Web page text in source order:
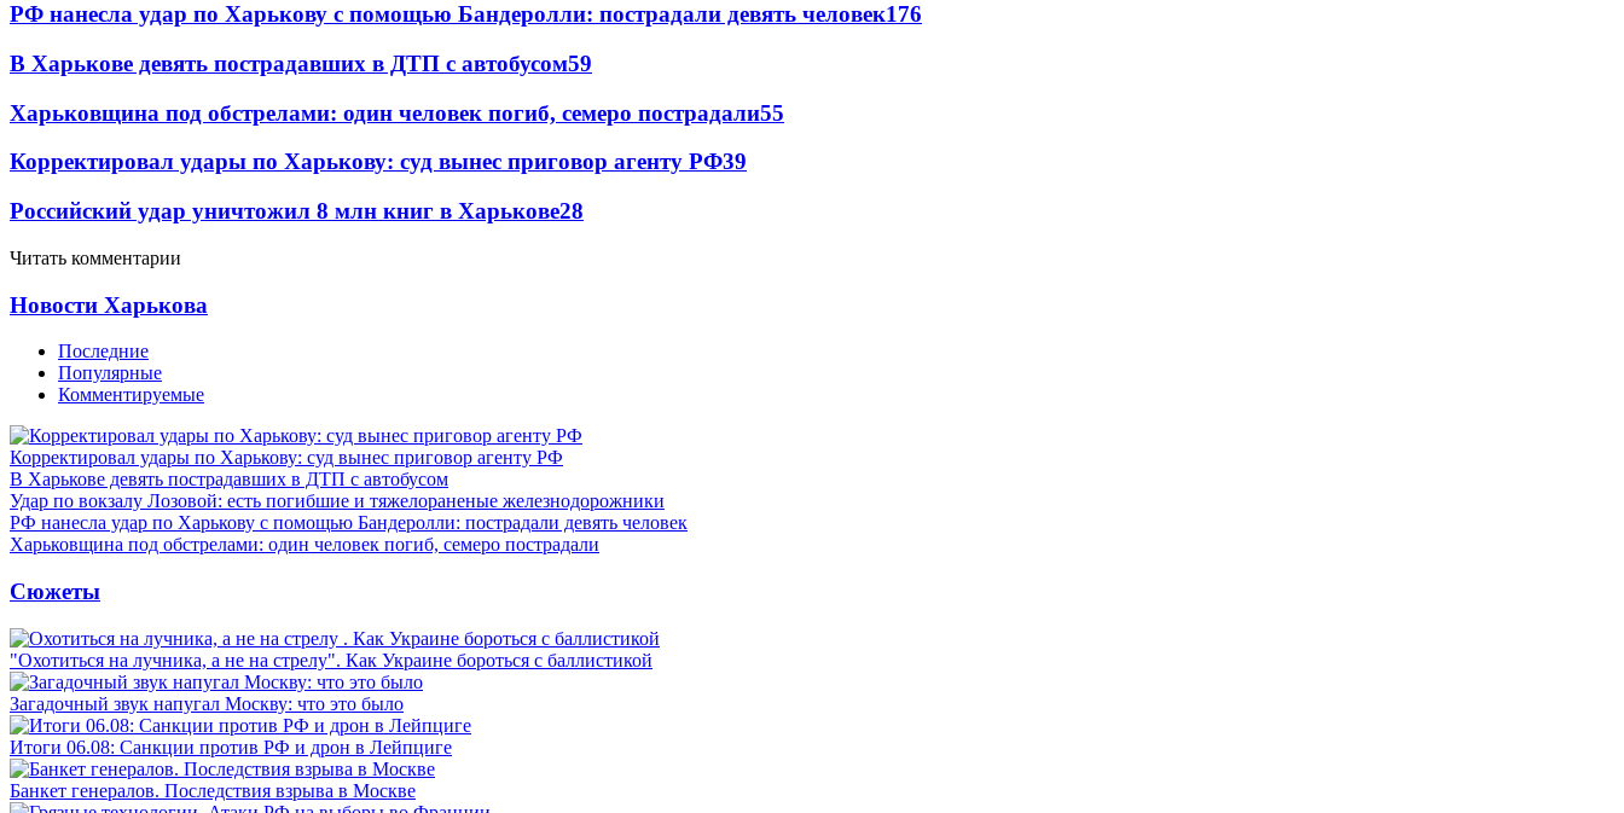
РФ нанесла удар по Харькову с помощью Бандеролли: пострадали девять человек176
В Харькове девять пострадавших в ДТП с автобусом59
Харьковщина под обстрелами: один человек погиб, семеро пострадали55
Корректировал удары по Харькову: суд вынес приговор агенту РФ39
Российский удар уничтожил 8 млн книг в Харькове28
Читать комментарии
Новости Харькова
Последние
Популярные
Комментируемые
Корректировал удары по Харькову: суд вынес приговор агенту РФ
В Харькове девять пострадавших в ДТП с автобусом
Удар по вокзалу Лозовой: есть погибшие и тяжелораненые железнодорожники
РФ нанесла удар по Харькову с помощью Бандеролли: пострадали девять человек
Харьковщина под обстрелами: один человек погиб, семеро пострадали
Сюжеты
"Охотиться на лучника, а не на стрелу". Как Украине бороться с баллистикой
Загадочный звук напугал Москву: что это было
Итоги 06.08: Санкции против РФ и дрон в Лейпциге
Банкет генералов. Последствия взрыва в Москве